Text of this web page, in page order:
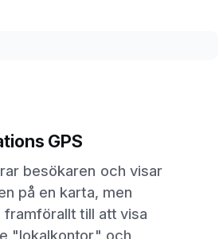
GPS
besökaren och visar
på en karta, men
framförallt till att visa
"lokalkontor" och